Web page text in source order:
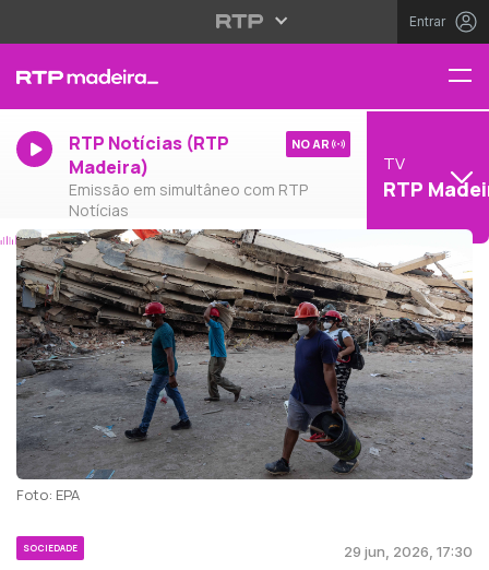
Entrar
RTP Notícias (RTP
Madeira)
Emissão em simultâneo com RTP
Notícias
NO AR
TV
RTP
Foto: EPA
SOCIEDADE 29 jun, 2026, 17:30